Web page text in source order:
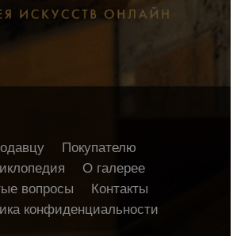
Покупателю
О галерее
вопросы
Контакты
конфиденциальности